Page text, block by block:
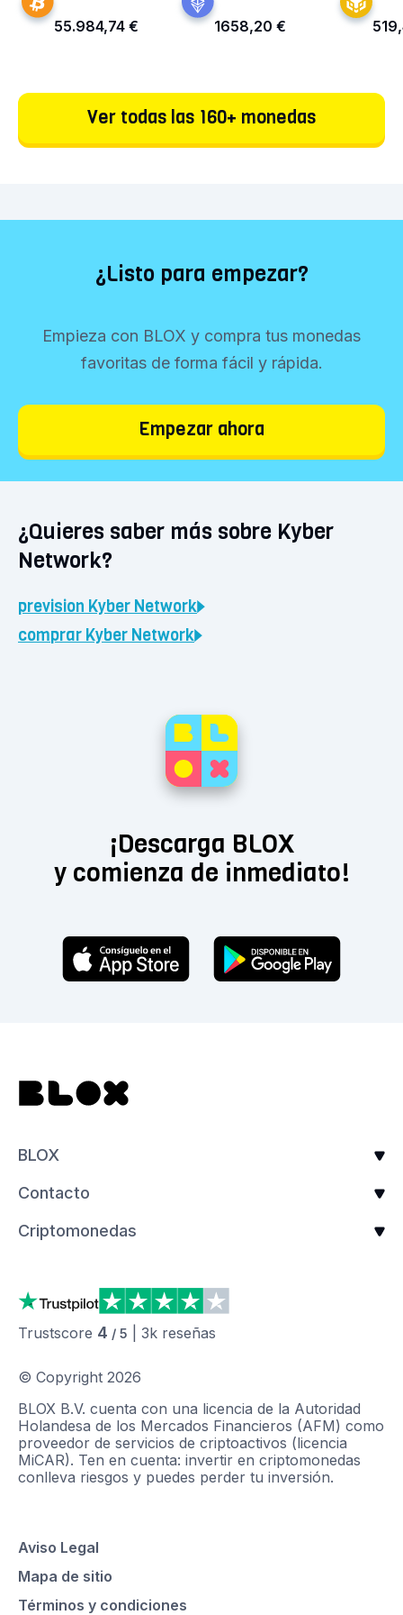
55.984,74 € 1658,20 €
Ver todas las 160+ monedas
¿Listo para empezar?
Empieza con BLOX y compra tus monedas
favoritas de forma fácil y rápida.
Empezar ahora
¿Quieres saber más sobre Kyber
Network?
prevision Kyber Network
comprar Kyber Network
¡Descarga BLOX
y comienza de inmediato!
BLOX
Contacto
Criptomonedas
Trustscore 4 / 5 3k reseñas
© Copyright 2026
BLOX B.V. cuenta con una licencia de la Autoridad
Holandesa de los Mercados Financieros (AFM) como
proveedor de servicios de criptoactivos (licencia
MiCAR). Ten en cuenta: invertir en criptomonedas
conlleva riesgos y puedes perder tu inversión.
Aviso Legal
Mapa de sitio
Términos y condiciones